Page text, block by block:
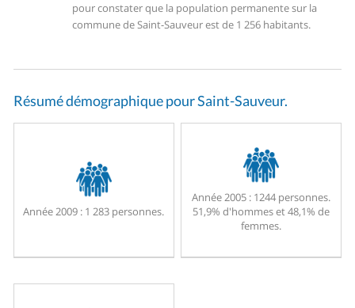
pour constater que la population permanente sur la
commune de Saint-Sauveur est de 1 256 habitants.
Résumé démographique pour Saint-Sauveur.
Année 2009 : 1 283 personnes.
Année 2005 :1244 personnes.
51,9% d'hommes et 48,1% de
femmes.